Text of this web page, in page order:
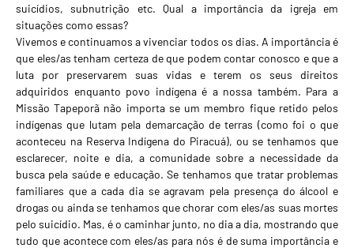
suicídios, subnutrição etc. Qual a importância da igreja em
situações como essas?
Vivemos e continuamos a vivenciar todos os dias. A importância é
que eles/as tenham certeza de que podem contar conosco e que a
luta por preservarem suas vidas e terem os seus direitos
adquiridos enquanto povo indígena é a nossa também. Para a
Missão Tapeporã não importa se um membro fique retido pelos
indígenas que lutam pela demarcação de terras (como foi o que
aconteceu na Reserva Indígena do Piracuá), ou se tenhamos que
esclarecer, noite e dia, a comunidade sobre a necessidade da
busca pela saúde e educação. Se tenhamos que tratar problemas
familiares que a cada dia se agravam pela presença do álcool e
drogas ou ainda se tenhamos que chorar com eles/as suas mortes
pelo suicídio. Mas, é o caminhar junto, no dia a dia, mostrando que
tudo que acontece com eles/as para nós é de suma importância e